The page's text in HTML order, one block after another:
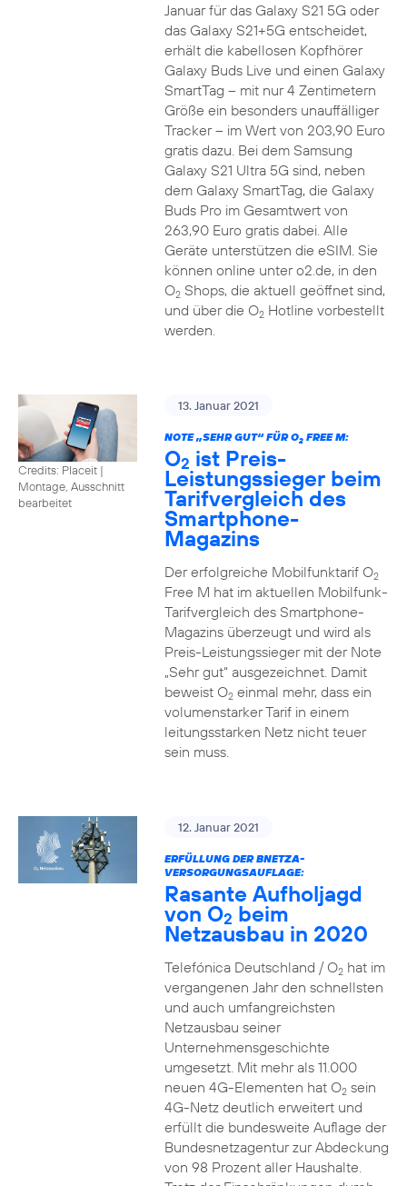
Januar für das Galaxy S21 5G oder
das Galaxy S21+5G entscheidet,
erhält die kabellosen Kopfhörer
Galaxy Buds Live und einen Galaxy
SmartTag – mit nur 4 Zentimetern
Größe ein besonders unauffälliger
Tracker – im Wert von 203,90 Euro
gratis dazu. Bei dem Samsung
Galaxy S21 Ultra 5G sind, neben
dem Galaxy SmartTag, die Galaxy
Buds Pro im Gesamtwert von
263,90 Euro gratis dabei. Alle
Geräte unterstützen die eSIM. Sie
können online unter o2.de, in den
O2Shops, die aktuell geöffnet sind,
und über die O2Hotline vorbestellt
werden.
Credits: Placeit |
Montage, Ausschnitt
bearbeitet
13. Januar 2021
NOTE „SEHR GUT“ FÜR O2FREE M:
O2 ist Preis-
Leistungssieger beim
Tarifvergleich des
Smartphone-
Magazins
Der erfolgreiche Mobilfunktarif O2
Free M hat im aktuellen Mobilfunk-
Tarifvergleich des Smartphone-
Magazins überzeugt und wird als
Preis-Leistungssieger mit der Note
„Sehr gut“ ausgezeichnet. Damit
beweist O2einmal mehr, dass ein
volumenstarker Tarif in einem
leitungsstarken Netz nicht teuer
sein muss.
12. Januar 2021
ERFÜLLUNG DER BNETZA-
VERSORGUNGSAUFLAGE:
Rasante Aufholjagd
von O2 beim
Netzausbau in 2020
Telefónica Deutschland / O2hat im
vergangenen Jahr den schnellsten
und auch umfangreichsten
Netzausbau seiner
Unternehmensgeschichte
umgesetzt. Mit mehr als 11.000
neuen 4G-Elementen hat O2sein
4G-Netz deutlich erweitert und
erfüllt die bundesweite Auflage der
Bundesnetzagentur zur Abdeckung
von 98 Prozent aller Haushalte.